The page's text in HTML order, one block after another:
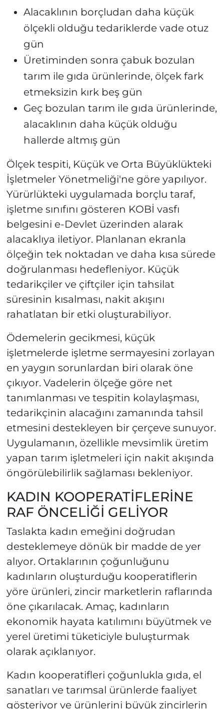
Alacaklının borçludan daha küçük
ölçekli olduğu tedariklerde vade otuz
gün
Üretiminden sonra çabuk bozulan
tarım ile gıda ürünlerinde, ölçek fark
etmeksizin kırk beş gün
Geç bozulan tarım ile gıda ürünlerinde,
alacaklının daha küçük olduğu
hallerde altmış gün
Ölçek tespiti, Küçük ve Orta Büyüklükteki
İşletmeler Yönetmeliği'ne göre yapılıyor.
Yürürlükteki uygulamada borçlu taraf,
işletme sınıfını gösteren KOBİ vasfı
belgesini e-Devlet üzerinden alarak
alacaklıya iletiyor. Planlanan ekranla
ölçeğin tek noktadan ve daha kısa sürede
doğrulanması hedefleniyor. Küçük
tedarikçiler ve çiftçiler için tahsilat
süresinin kısalması, nakit akışını
rahatlatan bir etki oluşturabiliyor.
Ödemelerin gecikmesi, küçük
işletmelerde işletme sermayesini zorlayan
en yaygın sorunlardan biri olarak öne
çıkıyor. Vadelerin ölçeğe göre net
tanımlanması ve tespitin kolaylaşması,
tedarikçinin alacağını zamanında tahsil
etmesini destekleyen bir çerçeve sunuyor.
Uygulamanın, özellikle mevsimlik üretim
yapan tarım işletmeleri için nakit akışında
öngörülebilirlik sağlaması bekleniyor.
KADIN KOOPERATİFLERİNE
RAF ÖNCELİĞİ GELİYOR
Taslakta kadın emeğini doğrudan
desteklemeye dönük bir madde de yer
alıyor. Ortaklarının çoğunluğunu
kadınların oluşturduğu kooperatiflerin
yöre ürünleri, zincir marketlerin raflarında
öne çıkarılacak. Amaç, kadınların
ekonomik hayata katılımını büyütmek ve
yerel üretimi tüketiciyle buluşturmak
olarak açıklanıyor.
Kadın kooperatifleri çoğunlukla gıda, el
sanatları ve tarımsal ürünlerde faaliyet
gösteriyor ve ürünlerini büyük zincirlerin